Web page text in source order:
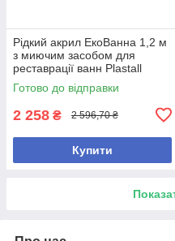
Рідкий акрил ЕкоВанна 1,2 м
з миючим засобом для
реставрації ванн Plastall
Готово до відправки
2 258 ₴ 2 596,70 ₴
Купити